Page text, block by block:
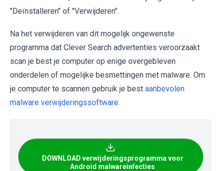
"Deïnstalleren" of "Verwijderen".
Na het verwijderen van dit mogelijk ongewenste
programma dat Clever Search advertenties veroorzaakt
scan je best je computer op enige overgebleven
onderdelen of mogelijke besmettingen met malware. Om
je computer te scannen gebruik je best aanbevolen
malware verwijderingssoftware.
DOWNLOAD verwijderingsprogramma voor
Android malwareinfecties